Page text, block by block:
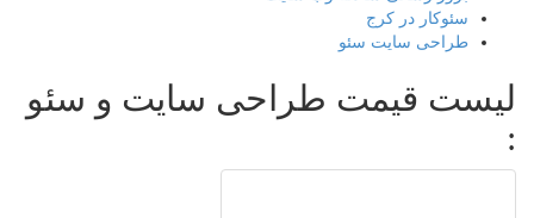
سئوکار در کرج
طراحی سایت سئو
لیست قیمت طراحی سایت و سئو
: